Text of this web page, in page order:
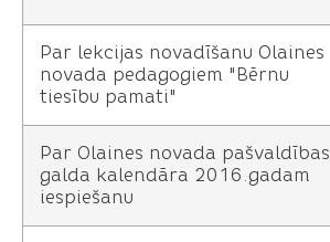
Par lekcijas novadīšanu Olaines
novada pedagogiem "Bērnu
tiesību pamati"
Par Olaines novada pašvaldības
galda kalendāra 2016.gadam
iespiešanu